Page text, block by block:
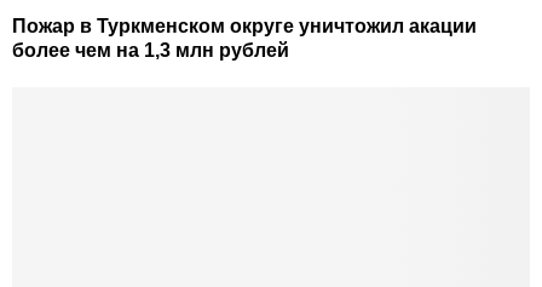
Пожар в Туркменском округе уничтожил акации
более чем на 1,3 млн рублей